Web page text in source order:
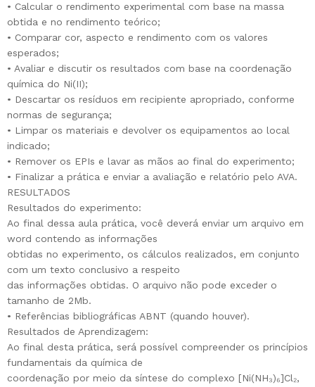
• Calcular o rendimento experimental com base na massa
obtida e no rendimento teórico;
• Comparar cor, aspecto e rendimento com os valores
esperados;
• Avaliar e discutir os resultados com base na coordenação
química do Ni(II);
• Descartar os resíduos em recipiente apropriado, conforme
normas de segurança;
• Limpar os materiais e devolver os equipamentos ao local
indicado;
• Remover os EPIs e lavar as mãos ao final do experimento;
• Finalizar a prática e enviar a avaliação e relatório pelo AVA.
RESULTADOS
Resultados do experimento:
Ao final dessa aula prática, você deverá enviar um arquivo em
word contendo as informações
obtidas no experimento, os cálculos realizados, em conjunto
com um texto conclusivo a respeito
das informações obtidas. O arquivo não pode exceder o
tamanho de 2Mb.
• Referências bibliográficas ABNT (quando houver).
Resultados de Aprendizagem:
Ao final desta prática, será possível compreender os princípios
fundamentais da química de
coordenação por meio da síntese do complexo [Ni(NH₃)₆]Cl₂,